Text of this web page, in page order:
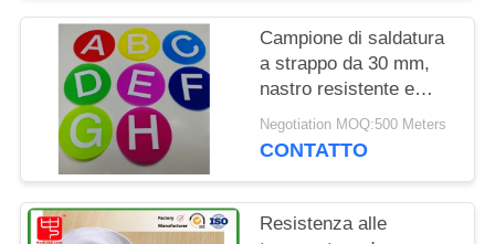
Campione di saldatura
a strappo da 30 mm,
nastro resistente e
durevole, adatto per la
produzione e le
Negotiation MOQ:500 Meters
CONTATTO
Resistenza alle